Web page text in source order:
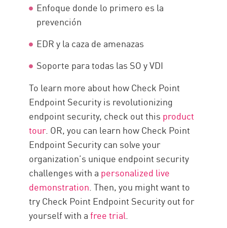
Enfoque donde lo primero es la
prevención
EDR y la caza de amenazas
Soporte para todas las SO y VDI
To learn more about how Check Point
Endpoint Security is revolutionizing
endpoint security, check out this product
tour. OR, you can learn how Check Point
Endpoint Security can solve your
organization’s unique endpoint security
challenges with a personalized live
demonstration. Then, you might want to
try Check Point Endpoint Security out for
yourself with afree trial.